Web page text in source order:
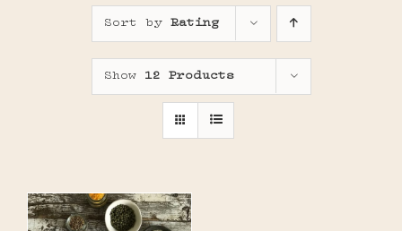
Sort by Rating
Show 12 Products